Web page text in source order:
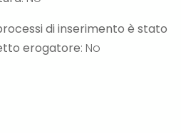
di inserimento è stato
erogatore: No